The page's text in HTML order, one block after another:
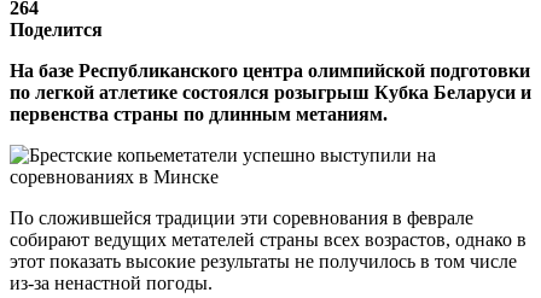
264
Поделится
На базе Республиканского центра олимпийской подготовки
по легкой атлетике состоялся розыгрыш Кубка Беларуси и
первенства страны по длинным метаниям.
По сложившейся традиции эти соревнования в феврале
собирают ведущих метателей страны всех возрастов, однако в
этот показать высокие результаты не получилось в том числе
из-за ненастной погоды.